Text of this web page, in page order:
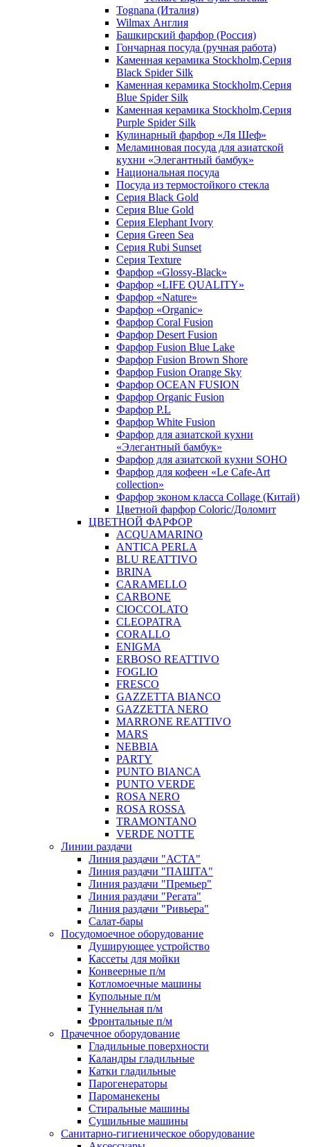
Tognana (Италия)
Wilmax Англия
Башкирский фарфор (Россия)
Гончарная посуда (ручная работа)
Каменная керамика Stockholm,Серия
Black Spider Silk
Каменная керамика Stockholm,Серия
Blue Spider Silk
Каменная керамика Stockholm,Серия
Purple Spider Silk
Кулинарный фарфор «Ля Шеф»
Меламиновая посуда для азиатской
кухни «Элегантный бамбук»
Национальная посуда
Посуда из термостойкого стекла
Серия Black Gold
Серия Blue Gold
Серия Elephant Ivory
Серия Green Sea
Серия Rubi Sunset
Серия Texture
Фарфор «Glossy-Black»
Фарфор «LIFE QUALITY»
Фарфор «Nature»
Фарфор «Organic»
Фарфор Coral Fusion
Фарфор Desert Fusion
Фарфор Fusion Blue Lake
Фарфор Fusion Brown Shore
Фарфор Fusion Orange Sky
Фарфор OCEAN FUSION
Фарфор Organic Fusion
Фарфор P.L
Фарфор White Fusion
Фарфор для азиатской кухни
«Элегантный бамбук»
Фарфор для азиатской кухни SOHO
Фарфор для кофеен «Le Cafe-Art
collection»
Фарфор эконом класса Collage (Китай)
Цветной фарфор Coloric/Доломит
ЦВЕТНОЙ ФАРФОР
ACQUAMARINO
ANTICA PERLA
BLU REATTIVO
BRINA
CARAMELLO
CARBONE
CIOCCOLATO
CLEOPATRA
CORALLO
ENIGMA
ERBOSO REATTIVO
FOGLIO
FRESCO
GAZZETTA BIANCO
GAZZETTA NERO
MARRONE REATTIVO
MARS
NEBBIA
PARTY
PUNTO BIANCA
PUNTO VERDE
ROSA NERO
ROSA ROSSA
TRAMONTANO
VERDE NOTTE
Линии раздачи
Линия раздачи "АСТА"
Линия раздачи "ПАШТА"
Линия раздачи "Премьер"
Линия раздачи "Регата"
Линия раздачи "Ривьера"
Салат-бары
Посудомоечное оборудование
Душирующее устройство
Кассеты для мойки
Конвеерные п/м
Котломоечные машины
Купольные п/м
Туннельная п/м
Фронтальные п/м
Прачечное оборудование
Гладильные поверхности
Каландры гладильные
Катки гладильные
Парогенераторы
Пароманекены
Стиральные машины
Сушильные машины
Санитарно-гигиеническое оборудование